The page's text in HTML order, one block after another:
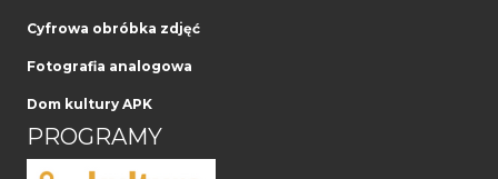
Cyfrowa obróbka zdjęć
Fotografia analogowa
Dom kultury APK
PROGRAMY